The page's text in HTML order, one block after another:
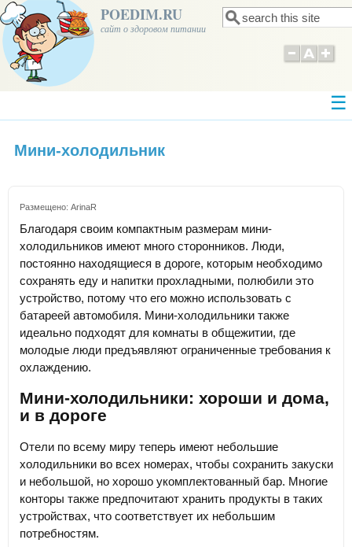
POEDIM.RU
сайт о здоровом питании Форма поиска
Поиск
Мини-холодильник
Размещено: ArinaR
Благодаря своим компактным размерам мини-
холодильников имеют много сторонников. Люди,
постоянно находящиеся в дороге, которым необходимо
сохранять еду и напитки прохладными, полюбили это
устройство, потому что его можно использовать с
батареей автомобиля. Мини-холодильники также
идеально подходят для комнаты в общежитии, где
молодые люди предъявляют ограниченные требования к
охлаждению.
Мини-холодильники: хороши и дома,
и в дороге
Отели по всему миру теперь имеют небольшие
холодильники во всех номерах, чтобы сохранить закуски
и небольшой, но хорошо укомплектованный бар. Многие
конторы также предпочитают хранить продукты в таких
устройствах, что соответствует их небольшим
потребностям.